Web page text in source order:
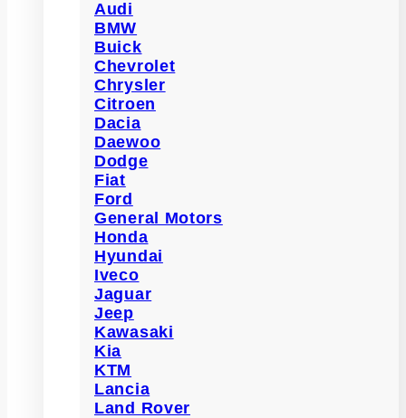
Audi
BMW
Buick
Chevrolet
Chrysler
Citroen
Dacia
Daewoo
Dodge
Fiat
Ford
General Motors
Honda
Hyundai
Iveco
Jaguar
Jeep
Kawasaki
Kia
KTM
Lancia
Land Rover